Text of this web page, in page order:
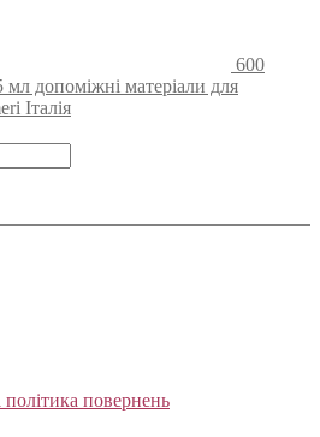
600
мл допоміжні матеріали для
Італія
повернень